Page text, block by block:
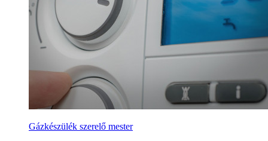
Gázkészülék szerelő mester